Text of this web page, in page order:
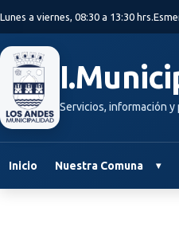
Lunes a viernes, 08:30 a 13:30 hrs.
Servicios, información
Inicio Nuestra Comuna